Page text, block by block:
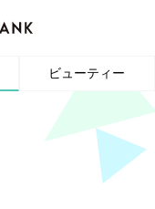
ビューティー